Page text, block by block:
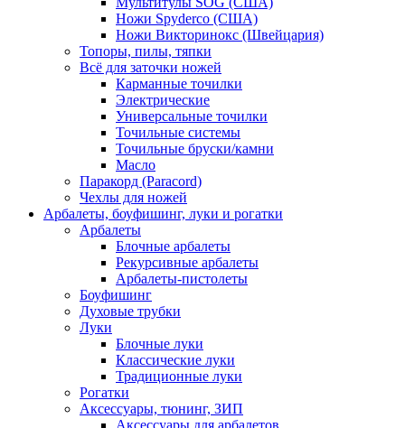
Ножи Spyderco (США)
Ножи Викторинокс (Швейцария)
Топоры, пилы, тяпки
Всё для заточки ножей
Карманные точилки
Электрические
Универсальные точилки
Точильные системы
Точильные бруски/камни
Масло
Паракорд (Paracord)
Чехлы для ножей
Арбалеты, боуфишинг, луки и рогатки
Арбалеты
Блочные арбалеты
Рекурсивные арбалеты
Арбалеты-пистолеты
Боуфишинг
Духовые трубки
Луки
Блочные луки
Классические луки
Традиционные луки
Рогатки
Аксессуары, тюнинг, ЗИП
Аксессуары для арбалетов